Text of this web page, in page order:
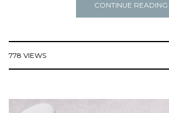
CONTINUE READING
778 VIEWS